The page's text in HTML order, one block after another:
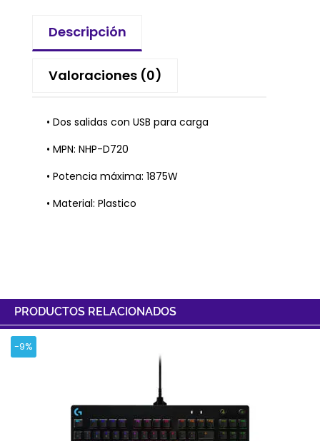
Descripción
Valoraciones (0)
• Dos salidas con USB para carga
• MPN: NHP-D720
• Potencia máxima: 1875W
• Material: Plastico
PRODUCTOS RELACIONADOS
-9%